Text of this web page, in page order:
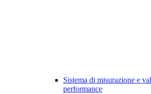
Sistema di misurazione e
performance